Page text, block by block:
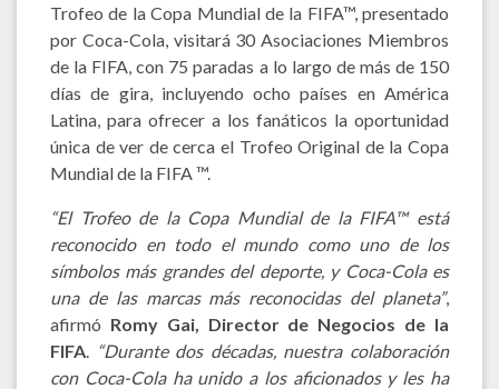
Trofeo de la Copa Mundial de la FIFA™, presentado
por Coca-Cola, visitará 30 Asociaciones Miembros
de la FIFA, con 75 paradas a lo largo de más de 150
días de gira, incluyendo ocho países en América
Latina, para ofrecer a los fanáticos la oportunidad
única de ver de cerca el Trofeo Original de la Copa
Mundial de la FIFA ™.
“El Trofeo de la Copa Mundial de la FIFA™ está
reconocido en todo el mundo como uno de los
símbolos más grandes del deporte, y Coca-Cola es
una de las marcas más reconocidas del planeta”,
afirmó Romy Gai, Director de Negocios de la
FIFA. “Durante dos décadas, nuestra colaboración
con Coca-Cola ha unido a los aficionados y les ha